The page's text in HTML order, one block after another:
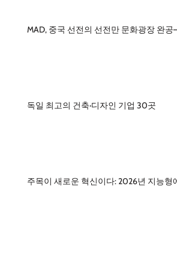
MAD, 중국 선전의 선전만 문화광장 완
독일 최고의 건축·디자인 기업 30곳
주목이 새로운 혁신이다: 2026년 지능